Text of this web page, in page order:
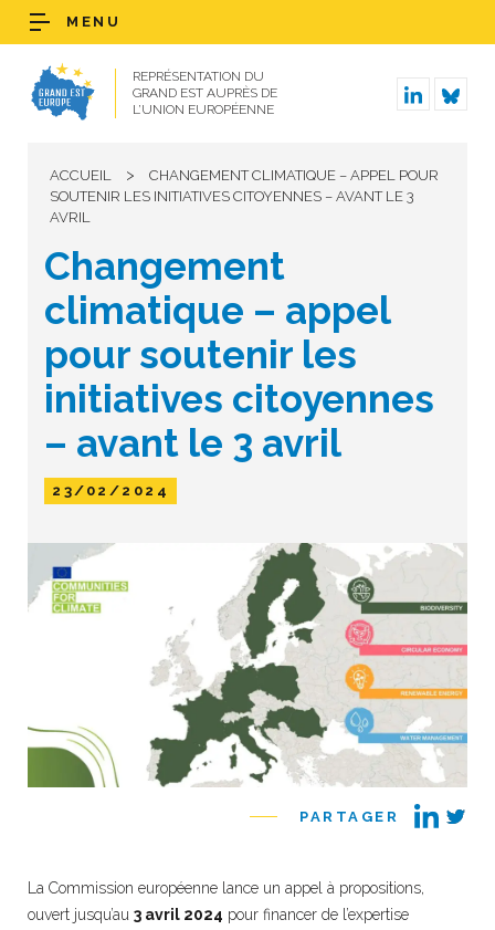
REPRÉSENTATION DU
GRAND EST AUPRÈS DE
L’UNION EUROPÉENNE
MENU
ACCUEIL >
CHANGEMENT CLIMATIQUE – APPEL POUR
SOUTENIR LES INITIATIVES CITOYENNES – AVANT LE 3
AVRIL
Changement
climatique – appel
pour soutenir les
initiatives citoyennes
– avant le 3 avril
23/02/2024
PARTAGER
La Commission européenne lance un appel à propositions,
ouvert jusqu’au 3 avril 2024 pour financer de l’expertise